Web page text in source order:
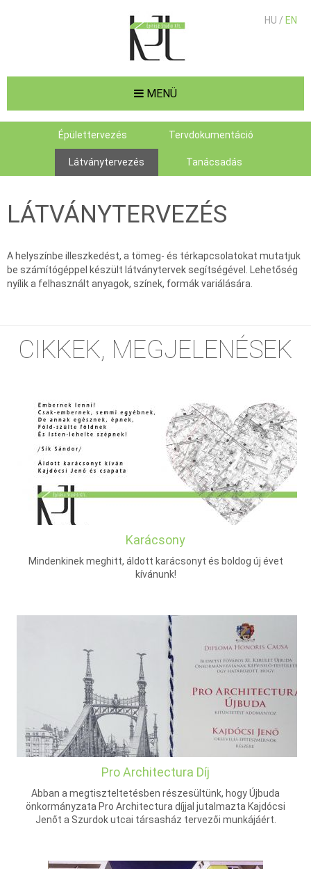
MENÜ
HU / EN
Épülettervezés Tervdokumentáció
Látványtervezés Tanácsadás
LÁTVÁNYTERVEZÉS
A helyszínbe illeszkedést, a tömeg- és térkapcsolatokat mutatjuk
be számítógéppel készült látványtervek segítségével. Lehetőség
nyílik a felhasznált anyagok, színek, formák variálására.
CIKKEK, MEGJELENÉSEK
Karácsony
Mindenkinek meghitt, áldott karácsonyt és boldog új évet
kívánunk!
Pro Architectura Díj
Abban a megtiszteltetésben részesültünk, hogy Újbuda
önkormányzata Pro Architectura díjjal jutalmazta Kajdócsi
Jenőt a Szurdok utcai társasház tervezői munkájáért.